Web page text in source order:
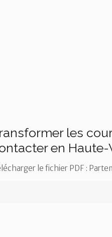
les
en Haute-
le fichier PDF :